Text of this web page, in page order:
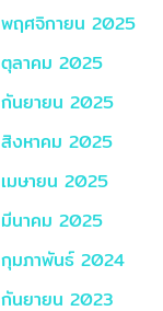
พฤศจิกายน 2025
ตุลาคม 2025
กันยายน 2025
สิงหาคม 2025
เมษายน 2025
มีนาคม 2025
กุมภาพันธ์ 2024
กันยายน 2023